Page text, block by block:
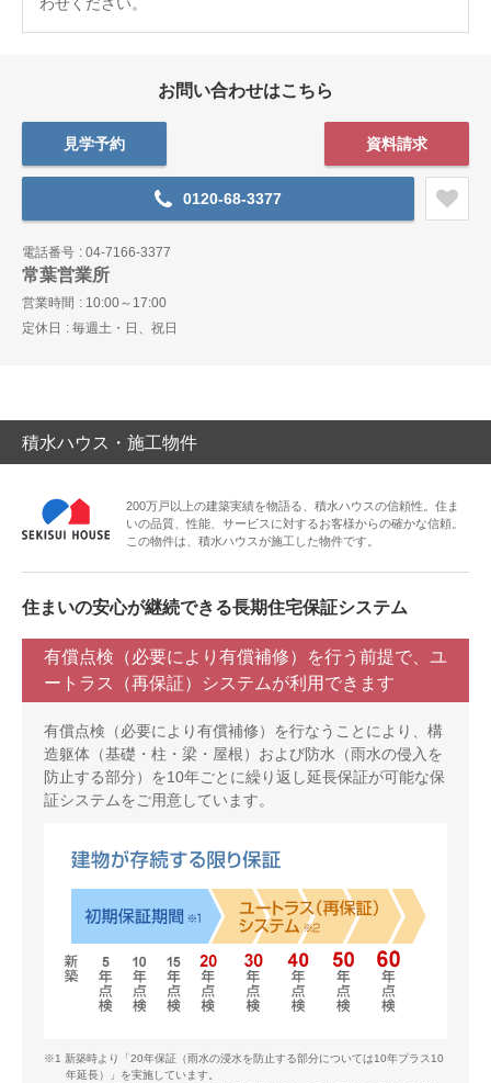
お問い合わせはこちら
見学予約 資料請求
0120-68-3377
電話番号 04-7166-3377
常葉営業所
営業時間
10:00～17:00
定休日
毎週土・日、祝日
積水ハウス・施工物件
200万戸以上の建築実績を物語る、積水ハウスの信頼性。住ま
いの品質、性能、サービスに対するお客様からの確かな信頼。
この物件は、積水ハウスが施工した物件です。
住まいの安心が継続できる長期住宅保証システム
有償点検（必要により有償補修）を行う前提で、ユ
ートラス（再保証）システムが利用できます
有償点検（必要により有償補修）を行なうことにより、構
造躯体（基礎・柱・梁・屋根）および防水（雨水の侵入を
防止する部分）を10年ごとに繰り返し延長保証が可能な保
証システムをご用意しています。
※1 新築時より「20年保証（雨水の浸水を防止する部分については10年プラス10
年延長）」を実施しています。